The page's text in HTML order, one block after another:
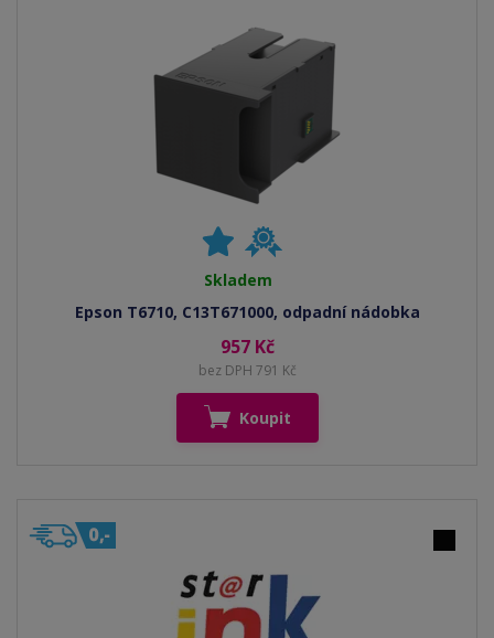
Skladem
Epson T6710, C13T671000, odpadní nádobka
957 Kč
bez DPH 791 Kč
Koupit